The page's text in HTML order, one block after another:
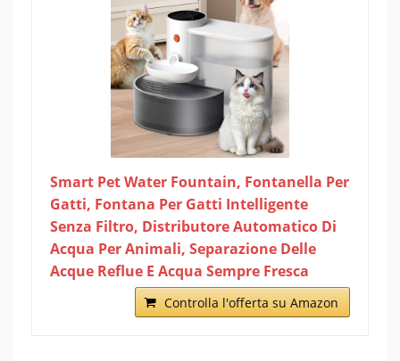
Smart Pet Water Fountain, Fontanella Per
Gatti, Fontana Per Gatti Intelligente
Senza Filtro, Distributore Automatico Di
Acqua Per Animali, Separazione Delle
Acque Reflue E Acqua Sempre Fresca
Controlla l'offerta su Amazon